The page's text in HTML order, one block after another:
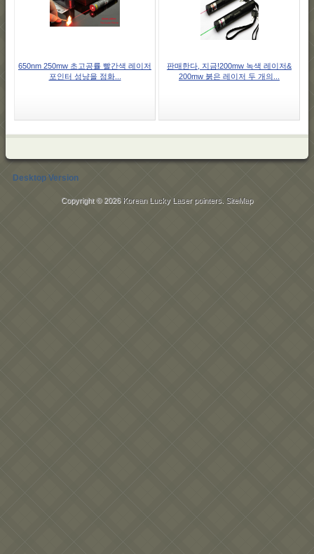
650nm 250mw 초고공률 빨간색 레이저
포인터 성냥을 점화...
판매한다, 지금!200mw 녹색 레이저&
200mw 붉은 레이저 두 개의...
Desktop Version
Copyright © 2026 Korean Lucky Laser pointers SiteMap